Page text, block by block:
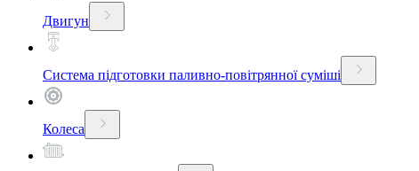
Двигун
Система підготовки паливно-повітрянної суміші
Колеса